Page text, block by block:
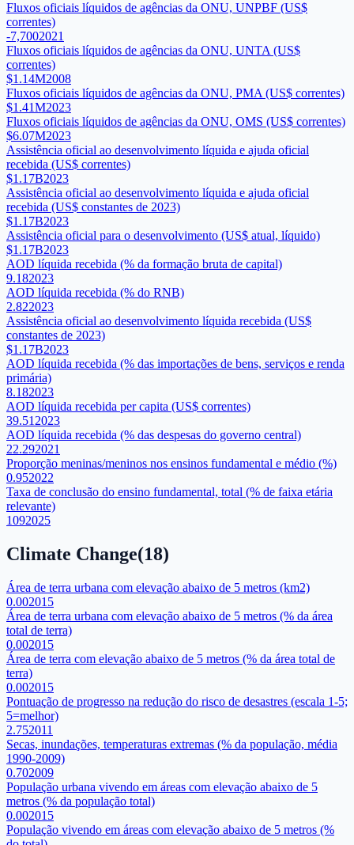
Fluxos oficiais líquidos de agências da ONU, UNPBF (US$
correntes)
-7,7002021
Fluxos oficiais líquidos de agências da ONU, UNTA (US$
correntes)
$1.14M2008
Fluxos oficiais líquidos de agências da ONU, PMA (US$ correntes)
$1.41M2023
Fluxos oficiais líquidos de agências da ONU, OMS (US$ correntes)
$6.07M2023
Assistência oficial ao desenvolvimento líquida e ajuda oficial
recebida (US$ correntes)
$1.17B2023
Assistência oficial ao desenvolvimento líquida e ajuda oficial
recebida (US$ constantes de 2023)
$1.17B2023
Assistência oficial para o desenvolvimento (US$ atual, líquido)
$1.17B2023
AOD líquida recebida (% da formação bruta de capital)
9.182023
AOD líquida recebida (% do RNB)
2.822023
Assistência oficial ao desenvolvimento líquida recebida (US$
constantes de 2023)
$1.17B2023
AOD líquida recebida (% das importações de bens, serviços e renda
primária)
8.182023
AOD líquida recebida per capita (US$ correntes)
39.51 2023
AOD líquida recebida (% das despesas do governo central)
22.292021
Proporção meninas/meninos nos ensinos fundamental e médio (%)
0.952022
Taxa de conclusão do ensino fundamental, total (% de faixa etária
relevante)
1092025
Climate Change(18)
Área de terra urbana com elevação abaixo de 5 metros (km2)
0.002015
Área de terra urbana com elevação abaixo de 5 metros (% da área
total de terra)
0.002015
Área de terra com elevação abaixo de 5 metros (% da área total de
terra)
0.002015
Pontuação de progresso na redução do risco de desastres (escala 1-5;
5=melhor)
2.752011
Secas, inundações, temperaturas extremas (% da população, média
1990-2009)
0.702009
População urbana vivendo em áreas com elevação abaixo de 5
metros (% da população total)
0.002015
População vivendo em áreas com elevação abaixo de 5 metros (%